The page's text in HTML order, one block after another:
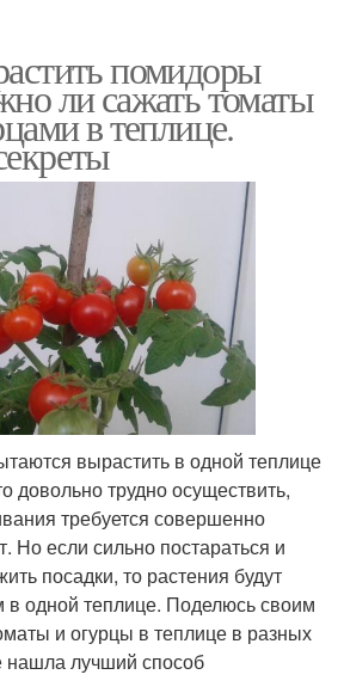
помидоры
ли сажать томаты
в теплице.
вырастить в одной теплице
довольно трудно осуществить,
требуется совершенно
Но если сильно постараться и
посадки, то растения будут
одной теплице. Поделюсь своим
и огурцы в теплице в разных
нашла лучший способ